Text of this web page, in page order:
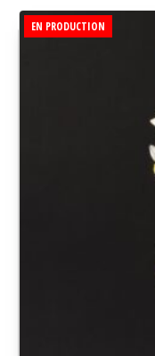
EN PRODUCTION